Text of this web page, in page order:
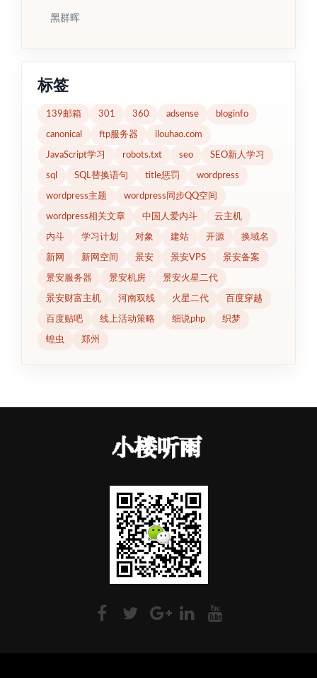
黑群晖
标签
139邮箱 301 360 adsense bloginfo
canonical ftp服务器 ilouhao.com
JavaScript学习 robots.txt seo SEO新人学习
sql SQL替换语句 title惩罚 wordpress
wordpress主题 wordpress同步QQ空间
wordpress相关文章 中国人爱内斗 云主机
内斗 学习计划 对象 建站 开源 换域名
新网 新网空间 景安 景安VPS 景安备案
景安服务器 景安机房 景安火星二代
景安财富主机 河南双线 火星二代 百度穿越
百度贴吧 线上活动策略 细说php 织梦
蝗虫 郑州